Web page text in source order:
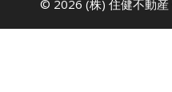
© 2026 (株) 住健不動産